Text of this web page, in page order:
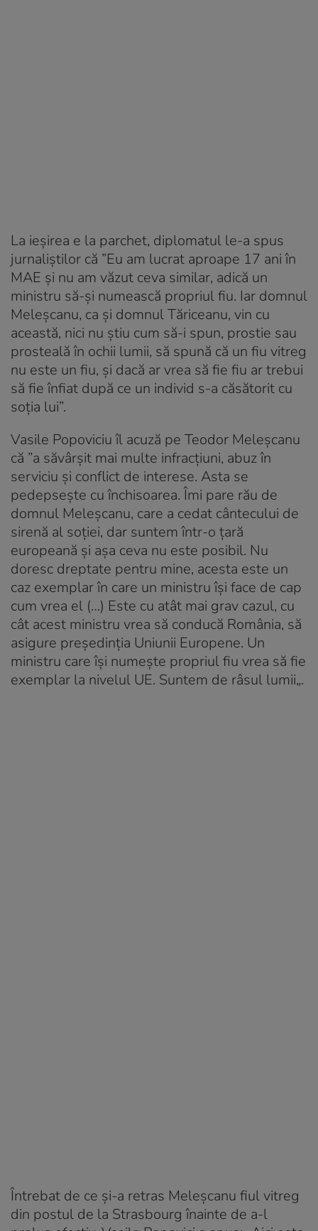
La ieșirea e la parchet, diplomatul le-a spus
jurnaliștilor că ”Eu am lucrat aproape 17 ani în
MAE şi nu am văzut ceva similar, adică un
ministru să-şi numească propriul fiu. Iar domnul
Meleşcanu, ca şi domnul Tăriceanu, vin cu
această, nici nu ştiu cum să-i spun, prostie sau
prosteală în ochii lumii, să spună că un fiu vitreg
nu este un fiu, şi dacă ar vrea să fie fiu ar trebui
să fie înfiat după ce un individ s-a căsătorit cu
soţia lui”.
Vasile Popoviciu îl acuză pe Teodor Meleșcanu
că ”a săvârşit mai multe infracţiuni, abuz în
serviciu şi conflict de interese. Asta se
pedepseşte cu închisoarea. Îmi pare rău de
domnul Meleşcanu, care a cedat cântecului de
sirenă al soţiei, dar suntem într-o ţară
europeană şi aşa ceva nu este posibil. Nu
doresc dreptate pentru mine, acesta este un
caz exemplar în care un ministru îşi face de cap
cum vrea el (…) Este cu atât mai grav cazul, cu
cât acest ministru vrea să conducă România, să
asigure preşedinţia Uniunii Europene. Un
ministru care îşi numeşte propriul fiu vrea să fie
exemplar la nivelul UE. Suntem de râsul lumii„.
Întrebat de ce şi-a retras Meleşcanu fiul vitreg
din postul de la Strasbourg înainte de a-l